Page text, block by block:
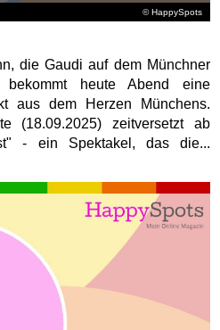
© HappySpots
die Gaudi auf dem Münchner
bekommt heute Abend eine
aus dem Herzen Münchens.
(18.09.2025) zeitversetzt ab
- ein Spektakel, das die...